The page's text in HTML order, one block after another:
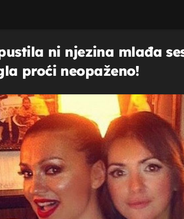
ni njezina mlađa
proći neopaženo!